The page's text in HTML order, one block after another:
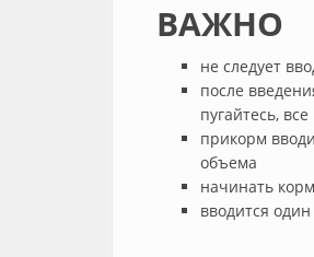
ВАЖНО
не следует
после
пугайтесь,
прикорм
объема
начинать
вводится